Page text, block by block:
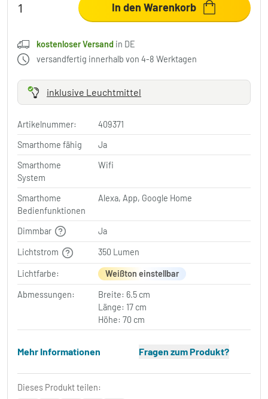
In den Warenkorb
kostenloser Versand in DE
versandfertig innerhalb von 4-8 Werktagen
inklusive Leuchtmittel
Artikelnummer:
409371
Smarthome fähig
Ja
Smarthome
System
Wifi
Smarthome
Bedienfunktionen
Alexa, App, Google Home
Dimmbar Ja
Lichtstrom 350 Lumen
Lichtfarbe: Weißton einstellbar
Abmessungen:
Breite: 6.5 cm
Länge: 17 cm
Höhe: 70 cm
Mehr Informationen Fragen zum Produkt?
Dieses Produkt teilen: